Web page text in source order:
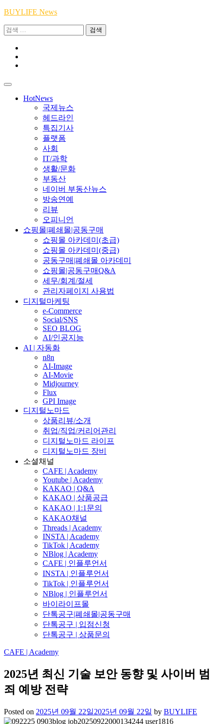
Skip
content
BUYLIFE News
검
HotNews
국제뉴스
헤드라인
특집기사
플랫폼
사회
IT/과학
생활/문화
부동산
네이버 부동산뉴스
방송연예
리뷰
오피니언
쇼핑몰|폐쇄몰|공동구매
쇼핑몰 아카데미(초급)
쇼핑몰 아카데미(중급)
공동구매|폐쇄몰 아카데미
쇼핑몰|공동구매Q&A
세무/회계/절세
관리자페이지 사용법
디지털마케팅
e-Commerce
Social/SNS
SEO BLOG
AI/인공지능
AI | 자동화
n8n
AI-Image
AI-Movie
Midjourney
Flux
GPI Image
디지털노마드
상품리뷰/소개
취업/직업/커리어관리
디지털노마드 라이프
디지털노마드 장비
소셜채널
CAFE | Academy
Youtube | Academy
KAKAO | Q&A
KAKAO | 상품공급
KAKAO | 1:1문의
KAKAO채널
Threads | Academy
INSTA | Academy
TikTok | Academy
NBlog | Academy
CAFE | 인플루언서
INSTA | 인플루언서
TikTok | 인플루언서
NBlog | 인플루언서
바이라이프몰
단톡공구|폐쇄몰|공동구매
단톡공구 | 입점신청
단톡공구 | 상품문의
CAFE | Academy
2025년 최신 기술 보안 동향 및 사이버 범
죄 예방 전략
Posted on 2025년 09월 22일2025년 09월 22일 by BUYLIFE